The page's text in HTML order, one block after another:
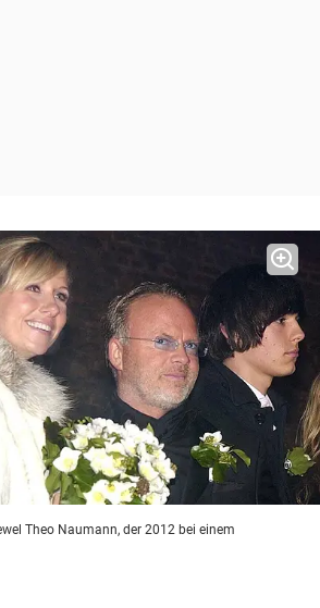
Theo Naumann, der 2012 bei einem